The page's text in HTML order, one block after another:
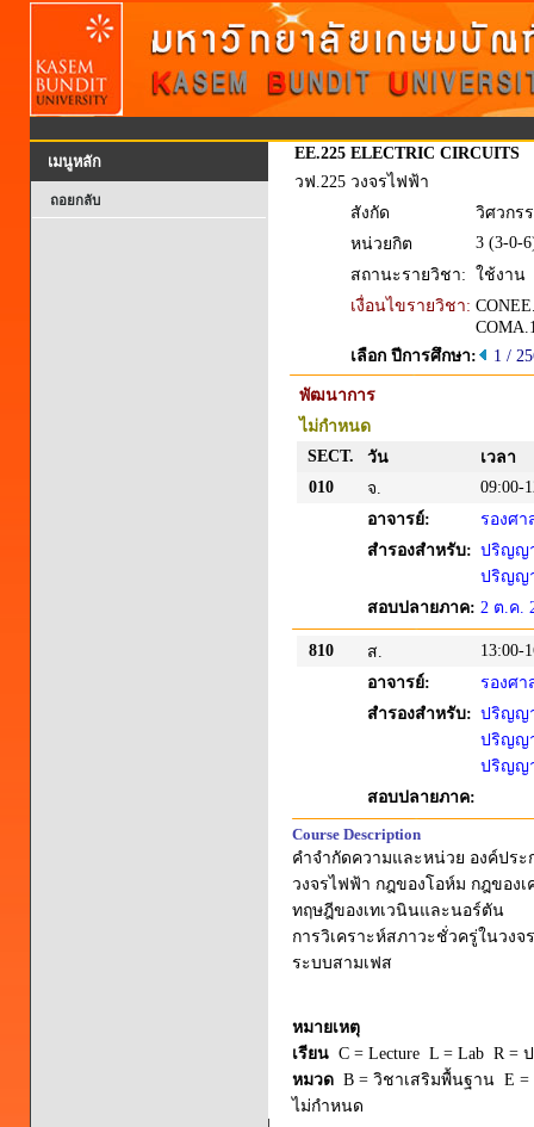
เมนูหลัก
ถอยกลับ
EE.225 ELECTRIC CIRCUITS
วฟ.225 วงจรไฟฟ้า
สังกัด
วิศวกร
หน่วยกิต
3 (3-0-
สถานะรายวิชา: ใช้งาน
เงื่อนไขรายวิชา:
เลือก ปีการศึกษา:
1 /
พัฒนาการ
ไม่กำหนด
SECT.
วัน
เวลา
010
จ.
09:00-
อาจารย์:
รองศ
สำรองสำหรับ: ปริญญ
ปริญญ
สอบปลายภาค: 2 ต.ค.
810 ส.
13:00-
อาจารย์:
รองศ
สำรองสำหรับ: ปริญญ
ปริญญ
ปริญญ
สอบปลายภาค:
Course Description
คำจำกัดความและหน่วย องค์ปร
วงจรไฟฟ้า กฎของโอห์ม กฎของ
ทฤษฎีของเทเวนินและนอร์ตัน
การวิเคราะห์สภาวะชั่วครู่ในวง
ระบบสามเฟส
หมายเหตุ
เรียน C = Lecture L = Lab R =
หมวด B = วิชาเสริมพื้นฐาน E
ไม่กำหนด